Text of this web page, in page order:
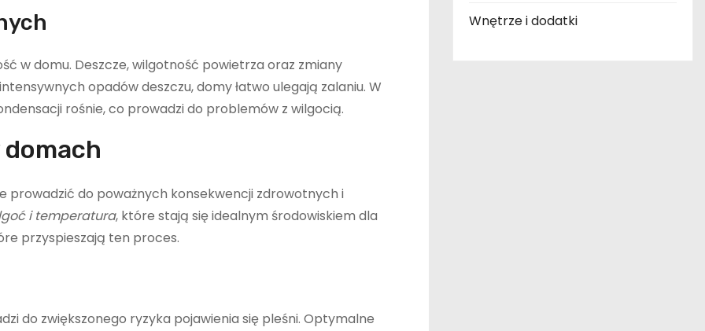
w domu. Deszcze, wilgotność powietrza oraz zmiany
opadów deszczu, domy łatwo ulegają zalaniu. W
rośnie, co prowadzi do problemów z wilgocią.
prowadzić do poważnych konsekwencji zdrowotnych i
i temperatura, które stają się idealnym środowiskiem dla
przyspieszają ten proces.
do zwiększonego ryzyka pojawienia się pleśni. Optymalne
Wnętrze i dodatki